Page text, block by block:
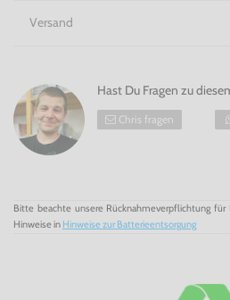
Versand
Hast Du Fragen zu
Chris fragen
Bitte beachte unsere Rücknahmeverpflichtung
Hinweise in Hinweise zur Batterieentsorgung